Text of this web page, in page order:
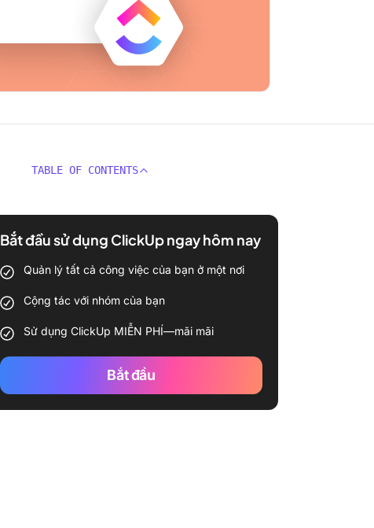
TABLE OF CONTENTS
Bắt đầu sử dụng ClickUp ngay hôm nay
Quản lý tất cả công việc của bạn ở một nơi
Cộng tác với nhóm của bạn
Sử dụng ClickUp MIỄN PHÍ—mãi mãi
Bắt đầu